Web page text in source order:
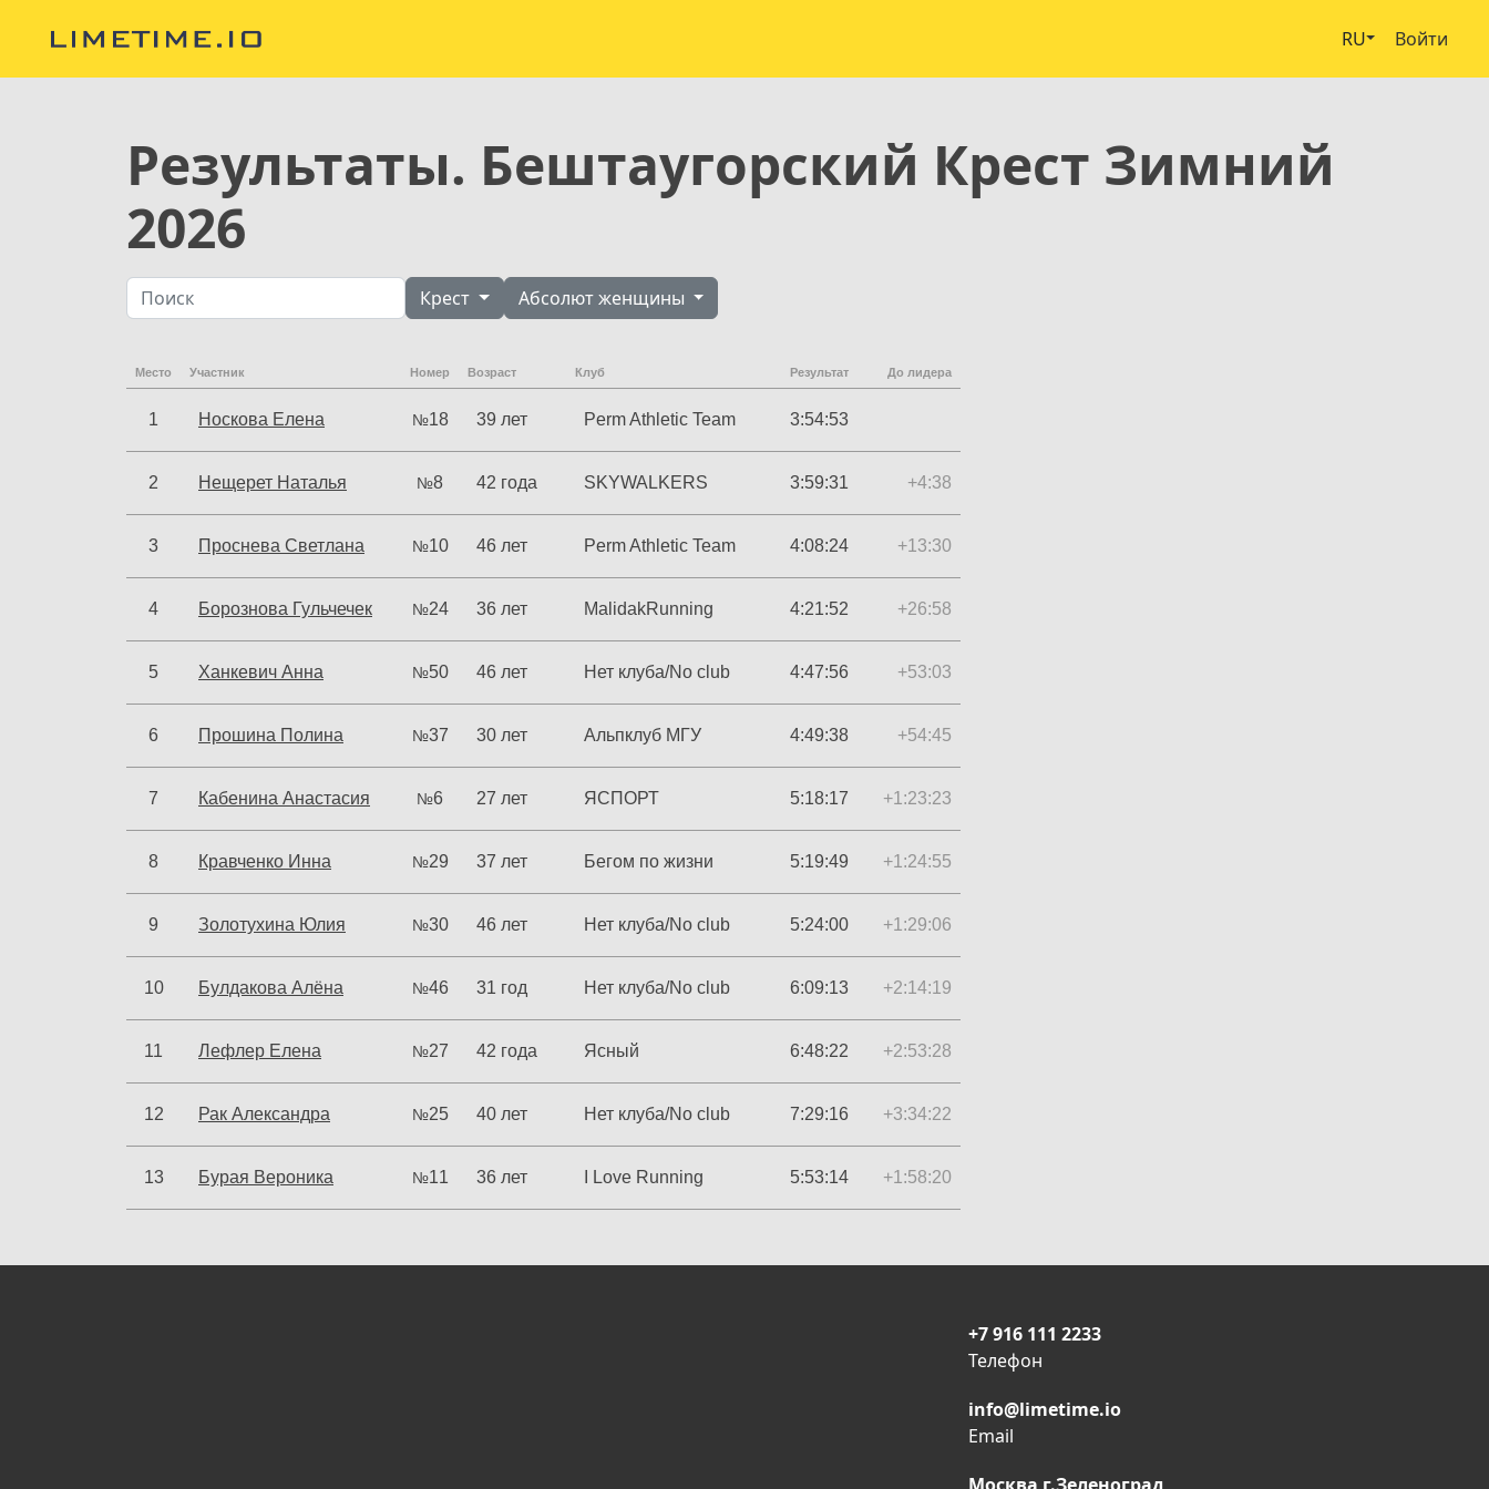
RU Войти
Результаты. Бештаугорский Крест Зимний
2026
Крест Абсолют женщины
Место Участник Номер Возраст Клуб Результат До лидера
1 Носкова Елена №18 39 лет Perm Athletic Team 3:54:53
2 Нещерет Наталья №8 42 года SKYWALKERS 3:59:31 +4:38
3 Проснева Светлана №10 46 лет Perm Athletic Team 4:08:24 +13:30
4 Борознова Гульчечек №24 36 лет MalidakRunning 4:21:52 +26:58
5 Ханкевич Анна №50 46 лет Нет клуба/No club 4:47:56 +53:03
6 Прошина Полина №37 30 лет Альпклуб МГУ 4:49:38 +54:45
7 Кабенина Анастасия №6 27 лет ЯСПОРТ 5:18:17 +1:23:23
8 Кравченко Инна №29 37 лет Бегом по жизни 5:19:49 +1:24:55
9 Золотухина Юлия №30 46 лет Нет клуба/No club 5:24:00 +1:29:06
10 Булдакова Алёна №46 31 год Нет клуба/No club 6:09:13 +2:14:19
11 Лефлер Елена №27 42 года Ясный 6:48:22 +2:53:28
12 Рак Александра №25 40 лет Нет клуба/No club 7:29:16 +3:34:22
13 Бурая Вероника №11 36 лет I Love Running 5:53:14 +1:58:20
+7 916 111 2233
Телефон
info@limetime.io
Email